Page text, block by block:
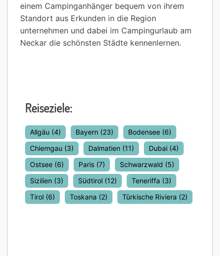
einem Campinganhänger bequem von ihrem
Standort aus Erkunden in die Region
unternehmen und dabei im Campingurlaub am
Neckar die schönsten Städte kennenlernen.
Reiseziele:
Allgäu (4) Bayern (23) Bodensee (6)
Chiemgau (3) Dalmatien (11) Dubai (4)
Ostsee (6) Paris (7) Schwarzwald (5)
Sizilien (3) Südtirol (12) Teneriffa (3)
Tirol (6) Toskana (2) Türkische Riviera (2)